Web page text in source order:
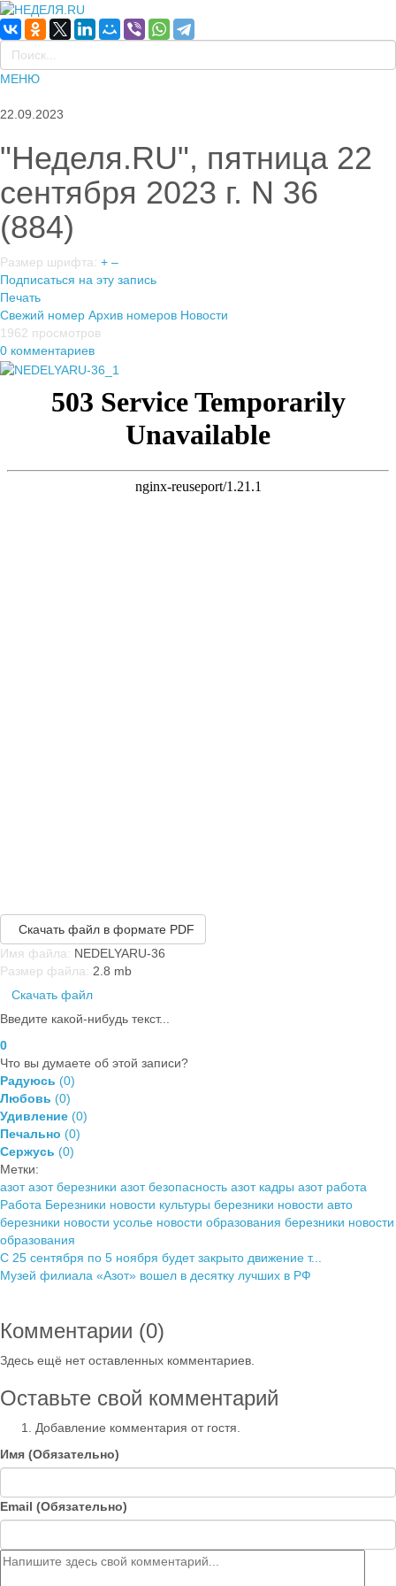
МЕНЮ
22.09.2023
"Неделя.RU", пятница 22
сентября 2023 г. N 36
(884)
Размер шрифта: + –
Подписаться на эту запись
Печать
Свежий номер Архив номеров Новости
1962 просмотров
0 комментариев
Скачать файл в формате PDF
Имя файла: NEDELYARU-36
Размер файла: 2.8 mb
Скачать файл
Введите какой-нибудь текст...
0
Что вы думаете об этой записи?
Радуюсь (0)
Любовь (0)
Удивление (0)
Печально (0)
Сержусь (0)
Метки:
азот азот березники азот безопасность азот кадры азот работа
Работа Березники новости культуры березники новости авто
березники новости усолье новости образования березники новости
образования
С 25 сентября по 5 ноября будет закрыто движение т...
Музей филиала «Азот» вошел в десятку лучших в РФ
Комментарии (0)
Здесь ещё нет оставленных комментариев.
Оставьте свой комментарий
Добавление комментария от гостя.
Имя (Обязательно)
Email (Обязательно)